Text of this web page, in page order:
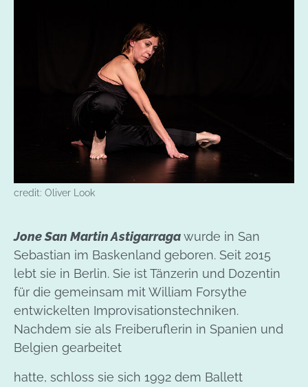
credit: Oliver Look
Jone San Martin Astigarragawurde in San
Sebastian im Baskenland geboren. Seit 2015
lebt sie in Berlin. Sie ist Tänzerin und Dozentin
für die gemeinsam mit William Forsythe
entwickelten Improvisationstechniken.
Nachdem sie als Freiberuflerin in Spanien und
Belgien gearbeitet
hatte, schloss sie sich 1992 dem Ballett